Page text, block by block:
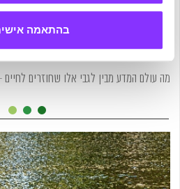
בהתאמה
האם חוויית סף מוות היא יצירת הפאר
מה עולם המדע מבין לגבי אלו שחוזרים